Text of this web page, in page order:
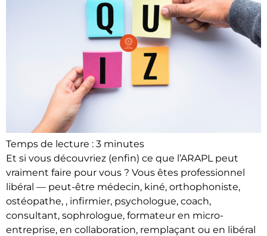
Temps de lecture : 3 minutes
Et si vous découvriez (enfin) ce que l’ARAPL peut
vraiment faire pour vous ? Vous êtes professionnel
libéral — peut-être médecin, kiné, orthophoniste,
ostéopathe, , infirmier, psychologue, coach,
consultant, sophrologue, formateur en micro-
entreprise, en collaboration, remplaçant ou en libéral